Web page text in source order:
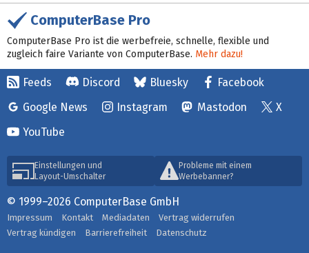
ComputerBase Pro
ComputerBase Pro ist die werbefreie, schnelle, flexible und
zugleich faire Variante von ComputerBase. Mehr dazu!
Feeds Discord Bluesky
Facebook
Google News
Instagram Mastodon
X
YouTube
Einstellungen und
Layout-Umschalter
Probleme mit einem
Werbebanner?
© 1999–2026 ComputerBase GmbH
Impressum Kontakt Mediadaten
Vertrag widerrufen
Vertrag kündigen
Barrierefreiheit Datenschutz